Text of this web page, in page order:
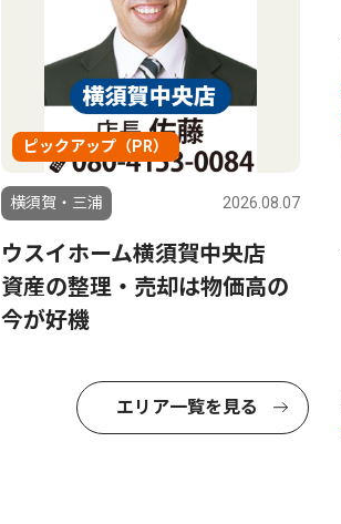
ピックアップ（PR）
横須賀・三浦 2026.08.07
ウスイホーム横須賀中央店
資産の整理・売却は物価高の
今が好機
エリア一覧を見る